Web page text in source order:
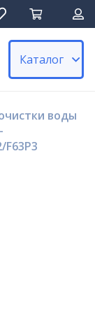
Каталог
воды
-